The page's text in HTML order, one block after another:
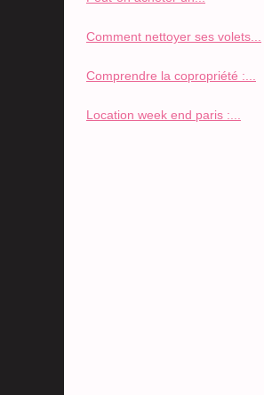
Comment nettoyer ses volets...
Comprendre la copropriété :...
Location week end paris :...